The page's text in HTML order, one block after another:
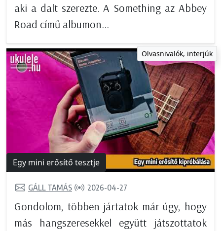
aki a dalt szerezte. A Something az Abbey
Road című albumon...
Olvasnivalók, interjúk
Egy mini erősítő tesztje
GÁLL TAMÁS 2026-04-27
Gondolom, többen jártatok már úgy, hogy
más hangszeresekkel együtt játszottatok